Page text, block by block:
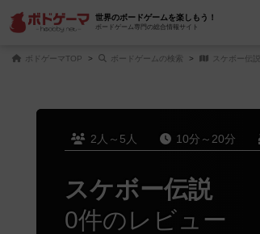
世界のボードゲームを楽しもう！
ボードゲーム専門の総合情報サイト
ボドゲーマTOP ボードゲームの検索 スケボー伝説
2人～5人 10分～20分
スケボー伝説
0件のレビュー